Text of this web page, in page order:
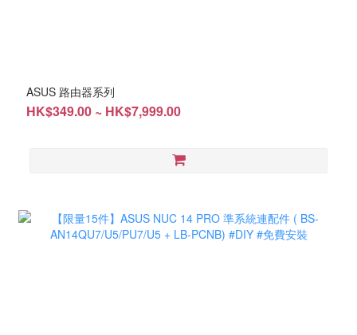
ASUS 路由器系列
HK$349.00 ~ HK$7,999.00